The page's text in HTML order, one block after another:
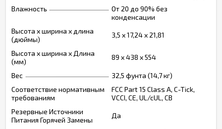
Влажность
От 20 до 90% без
конденсации
Высота х ширина х длина
(дюймы)
3,5 х 17,24 х 21,81
Высота х ширина х Длина
(мм)
89 х 438 х 554
Вес
32,5 фунта (14,7 кг)
Соответствие нормативным
требованиям
FCC Part 15 Class A, C-Tick,
VCCI, CE, UL/cUL, CB
Резервные Источники
Питания Горячей Замены
Да